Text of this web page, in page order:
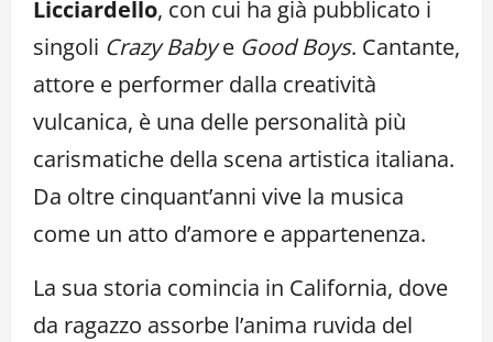
Licciardello, con cui ha già pubblicato i
singoli Crazy Babye Good Boys. Cantante,
attore e performer dalla creatività
vulcanica, è una delle personalità più
carismatiche della scena artistica italiana.
Da oltre cinquant’anni vive la musica
come un atto d’amore e appartenenza.
La sua storia comincia in California, dove
da ragazzo assorbe l’anima ruvida del